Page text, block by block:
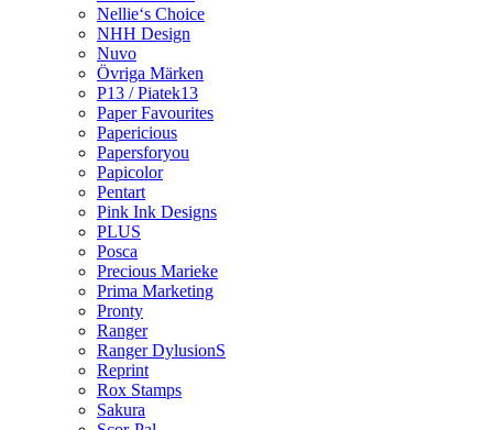
Nellie‘s Choice
NHH Design
Nuvo
Övriga Märken
P13 / Piatek13
Paper Favourites
Papericious
Papersforyou
Papicolor
Pentart
Pink Ink Designs
PLUS
Posca
Precious Marieke
Prima Marketing
Pronty
Ranger
Ranger DylusionS
Reprint
Rox Stamps
Sakura